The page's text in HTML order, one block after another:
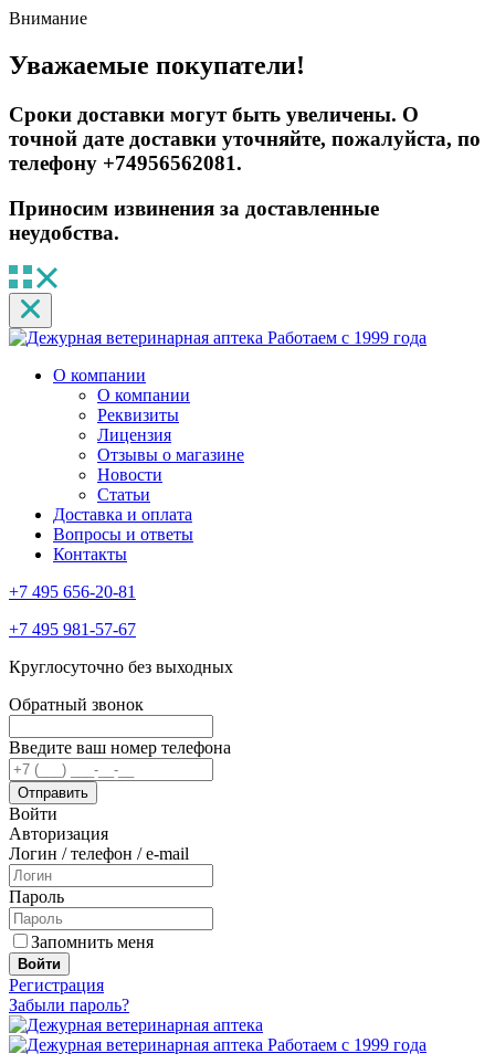
Внимание
Уважаемые покупатели!
Сроки доставки могут быть увеличены. О
точной дате доставки уточняйте, пожалуйста, по
телефону +74956562081.
Приносим извинения за доставленные
неудобства.
Работаем с 1999 года
О компании
О компании
Реквизиты
Лицензия
Отзывы о магазине
Новости
Статьи
Доставка и оплата
Вопросы и ответы
Контакты
+7 495 656-20-81
+7 495 981-57-67
Круглосуточно без выходных
Обратный звонок
Введите ваш номер телефона
Войти
Авторизация
Логин / телефон / e-mail
Пароль
Запомнить меня
Войти
Регистрация
Забыли пароль?
Работаем с 1999 года